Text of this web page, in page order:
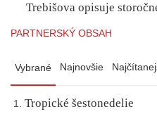
Trebišova opisuje
PARTNERSKÝ OBSAH
Vybrané Najnovšie
Tropické šestonedelie